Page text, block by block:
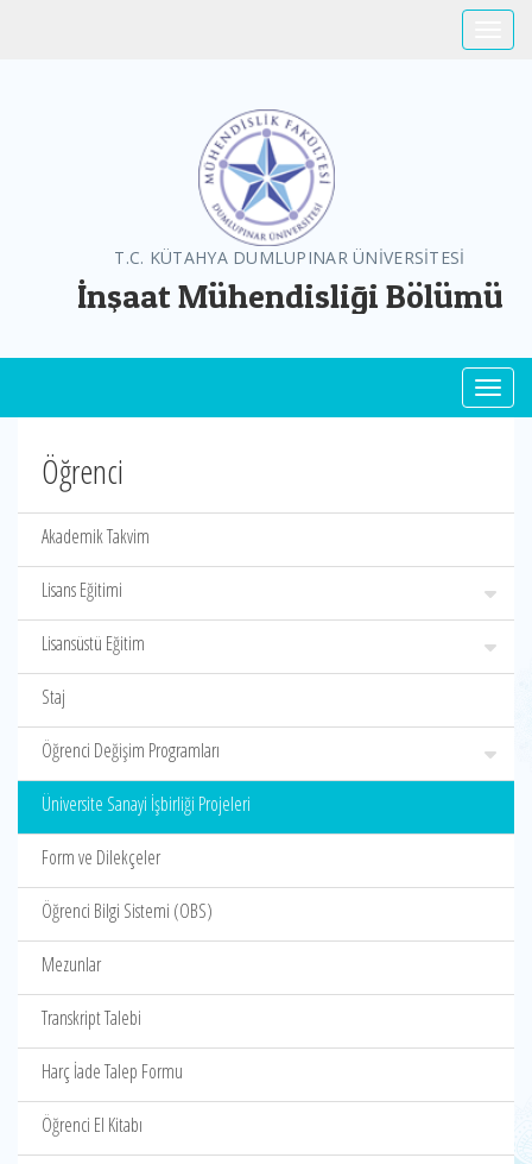
T.C. KÜTAHYA DUMLUPINAR ÜNİVERSİTESİ
İnşaat Mühendisliği Bölümü
Öğrenci
Akademik Takvim
Lisans Eğitimi
Lisansüstü Eğitim
Staj
Öğrenci Değişim Programları
Üniversite Sanayi İşbirliği Projeleri
Form ve Dilekçeler
Öğrenci Bilgi Sistemi (OBS)
Mezunlar
Transkript Talebi
Harç İade Talep Formu
Öğrenci El Kitabı